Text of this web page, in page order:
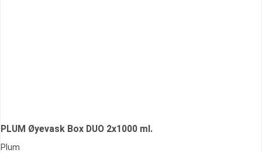
PLUM Øyevask Box DUO 2x1000 ml.
Plum